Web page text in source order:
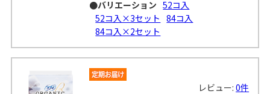
●バリエーション 52コ入
52コ入×3セット
84コ入
84コ入×2セット
レビュー:0件